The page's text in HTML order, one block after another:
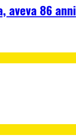
aveva 86 anni